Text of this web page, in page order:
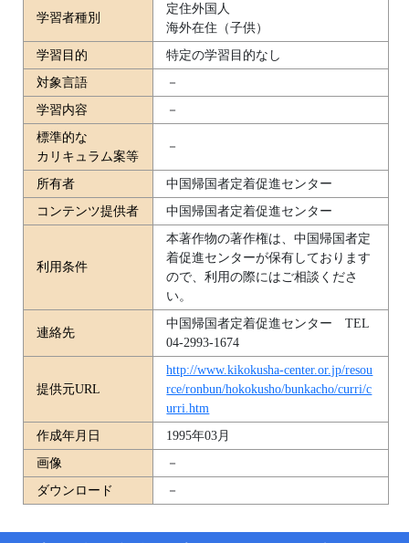
学習者種別
定住外国人
海外在住（子供）
学習目的
特定の学習目的なし
対象言語
－
学習内容
－
標準的な
カリキュラム案等
－
所有者
中国帰国者定着促進センター
コンテンツ提供者
中国帰国者定着促進センター
利用条件
本著作物の著作権は、中国帰国者定
着促進センターが保有しております
ので、利用の際にはご相談くださ
い。
連絡先
中国帰国者定着促進センター TEL
04-2993-1674
提供元URL
http://www.kikokusha-center.or.jp/resou
rce/ronbun/hokokusho/bunkacho/curri/c
urri.htm
作成年月日
1995年03月
画像
－
ダウンロード
－